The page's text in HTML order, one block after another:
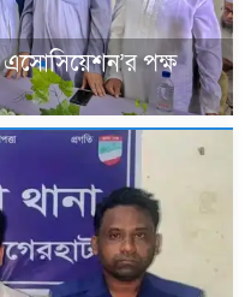
এসোসিয়েশন’র পক্ষ